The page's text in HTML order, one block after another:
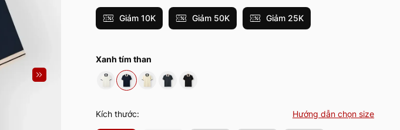
Giảm 10K Giảm 50K Giảm 25K
Xanh tím than
Kích thước: Hướng dẫn chọn size